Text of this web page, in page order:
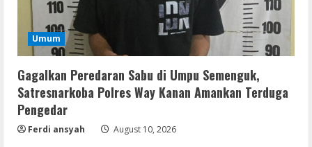
Umum
Gagalkan Peredaran Sabu di Umpu Semenguk,
Satresnarkoba Polres Way Kanan Amankan Terduga
Pengedar
Ferdi ansyah August 10, 2026